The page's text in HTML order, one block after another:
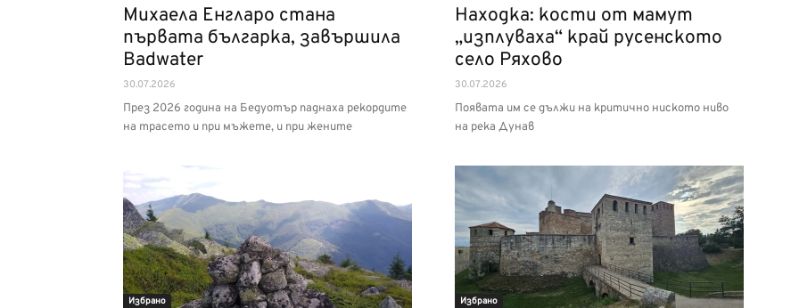
Михаела Енгларо стана
първата българка, завършила
Badwater
30.07.2026
През 2026 година на Бедуотър паднаха рекордите
на трасето и при мъжете, и при жените
Находка: кости от мамут
„изплуваха“ край русенското
село Ряхово
30.07.2026
Появата им се дължи на критично ниското ниво
на река Дунав
Избрано Избрано